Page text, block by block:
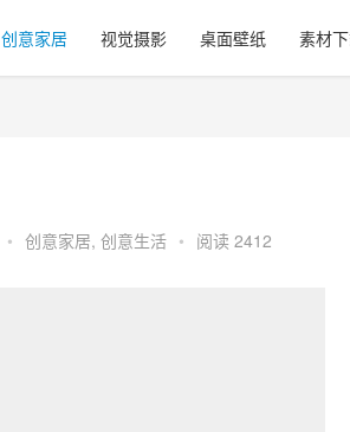
创意家居 视觉摄影 桌面壁纸 素材
• 创意家居, 创意生活 • 阅读 2412